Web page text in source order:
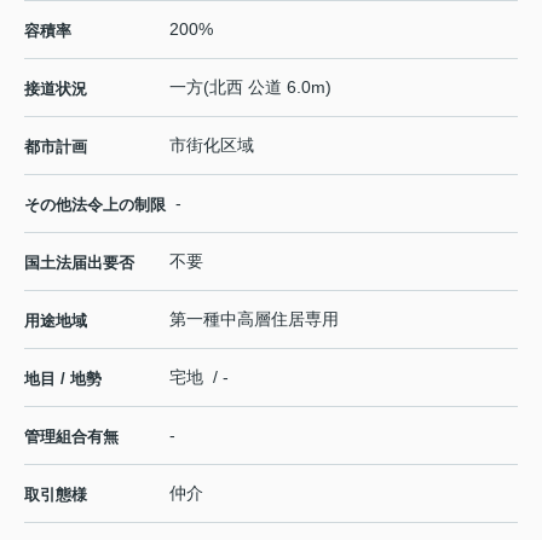
容積率 200%
接道状況 一方(北西 公道 6.0m)
都市計画 市街化区域
その他法令上の制限 -
国土法届出要否 不要
用途地域 第一種中高層住居専用
地目 / 地勢 宅地 / -
管理組合有無 -
取引態様 仲介